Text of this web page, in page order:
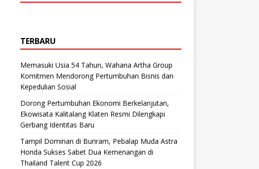
TERBARU
Memasuki Usia 54 Tahun, Wahana Artha Group
Komitmen Mendorong Pertumbuhan Bisnis dan
Kepedulian Sosial
Dorong Pertumbuhan Ekonomi Berkelanjutan,
Ekowisata Kalitalang Klaten Resmi Dilengkapi
Gerbang Identitas Baru
Tampil Dominan di Buriram, Pebalap Muda Astra
Honda Sukses Sabet Dua Kemenangan di
Thailand Talent Cup 2026